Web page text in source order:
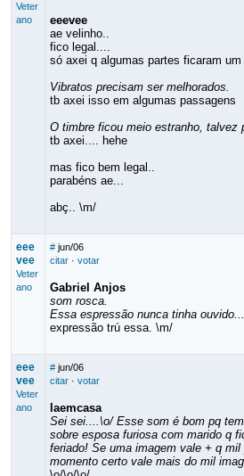
Veter
ano
eeevee
ae velinho..
fico legal....
só axei q algumas partes ficaram
Vibratos precisam ser melhorados.
tb axei isso em algumas passagens
O timbre ficou meio estranho, talvez
tb axei.... hehe
mas fico bem legal..
parabéns ae...
abç.. \m/
eee
vee
Veter
ano
# jun/06
citar· votar
Gabriel Anjos
som rosca.
Essa espressão nunca tinha ouvido...
expressão trú essa. \m/
eee
vee
Veter
ano
# jun/06
citar· votar
laemcasa
Sei sei....\o/ Esse som é bom pq
sobre esposa furiosa com marido q
feriado! Se uma imagem vale + q
momento certo vale mais do mil